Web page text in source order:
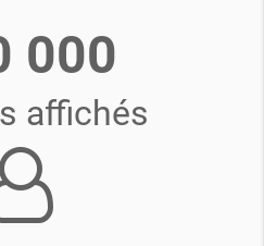
000
affichés